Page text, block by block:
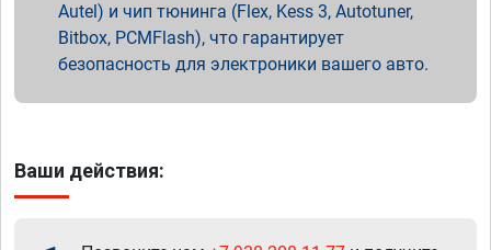
Autel) и чип тюнинга (Flex, Kess 3, Autotuner,
Bitbox, PCMFlash), что гарантирует
безопасность для электроники вашего авто.
Ваши действия: